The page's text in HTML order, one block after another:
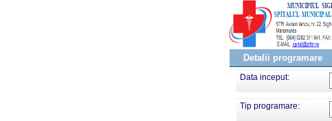
Detalii programare
Data inceput:
Tip programare: